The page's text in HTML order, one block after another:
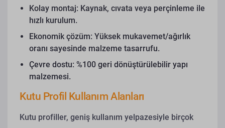
Kolay montaj: Kaynak, cıvata veya perçinleme ile
hızlı kurulum.
Ekonomik çözüm: Yüksek mukavemet/ağırlık
oranı sayesinde malzeme tasarrufu.
Çevre dostu: %100 geri dönüştürülebilir yapı
malzemesi.
Kutu Profil Kullanım Alanları
Kutu profiller, geniş kullanım yelpazesiyle birçok